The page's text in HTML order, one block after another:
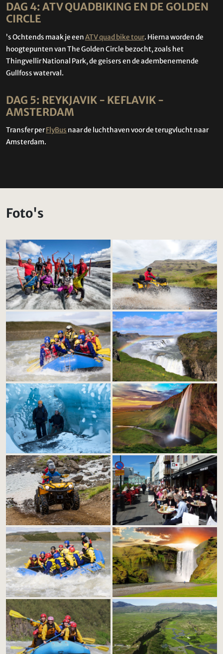
DAG 4: ATV QUADBIKING EN DE GOLDEN
CIRCLE
’s Ochtends maak je eenATV quad bike tour. Hierna worden de
hoogtepunten van The Golden Circle bezocht, zoals het
Thingvellir National Park, de geisers en de adembenemende
Gullfoss waterval.
DAG 5: REYKJAVIK - KEFLAVIK -
AMSTERDAM
Transfer perFlyBus naar de luchthaven voor de terugvlucht naar
Amsterdam.
Foto's